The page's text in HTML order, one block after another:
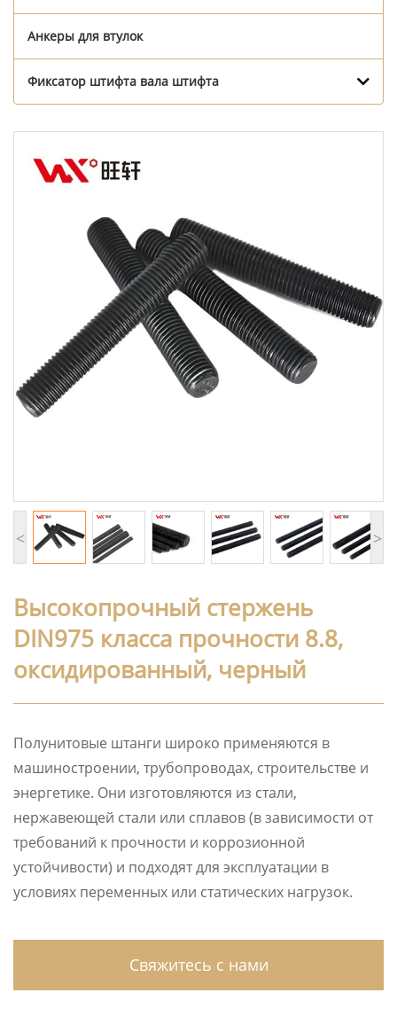
Анкеры для втулок
Фиксатор штифта вала штифта
< >
Высокопрочный стержень
DIN975 класса прочности 8.8,
оксидированный, черный
Полунитовые штанги широко применяются в
машиностроении, трубопроводах, строительстве и
энергетике. Они изготовляются из стали,
нержавеющей стали или сплавов (в зависимости от
требований к прочности и коррозионной
устойчивости) и подходят для эксплуатации в
условиях переменных или статических нагрузок.
Свяжитесь с нами